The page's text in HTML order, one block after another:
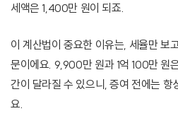
세액은 1,400만 원이 되죠.
이 계산법이 중요한 이유는, 세율만 보
문이에요. 9,900만 원과 1억 100만 원
간이 달라질 수 있으니, 증여 전에는 항
요.